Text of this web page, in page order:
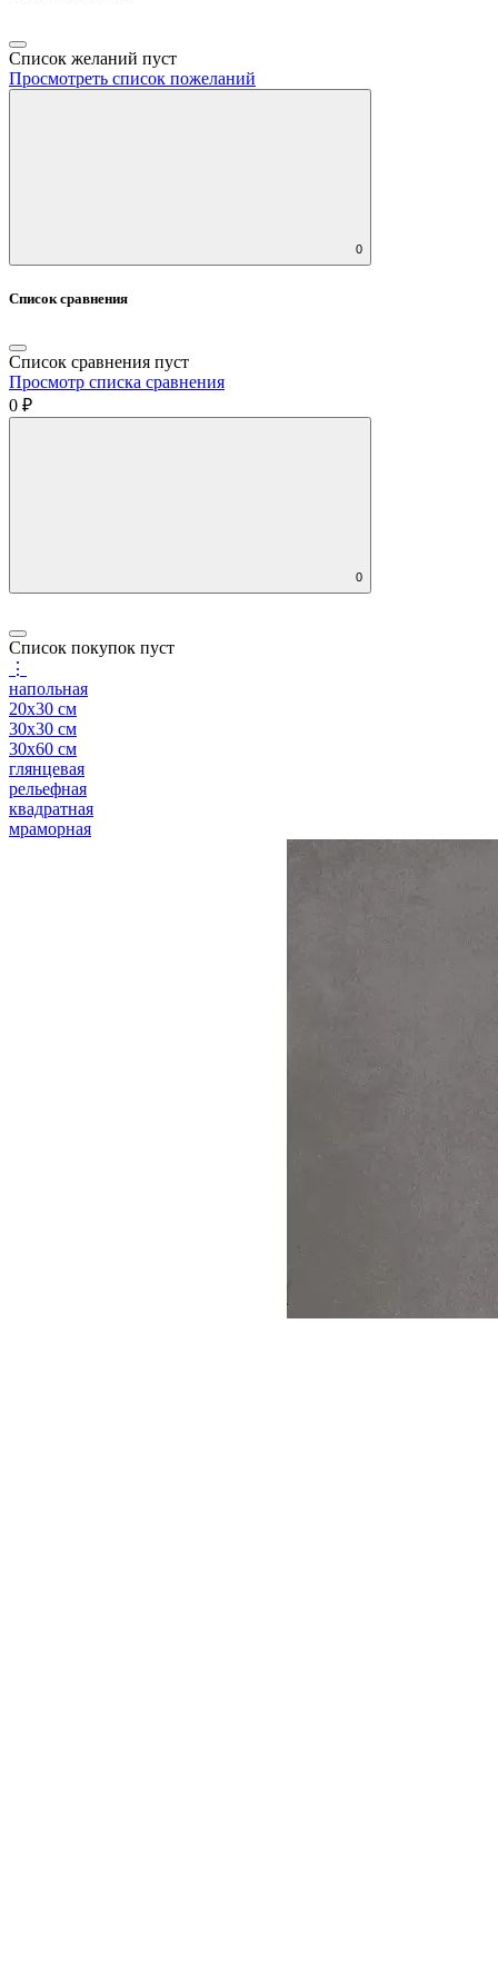
Список желаний пуст
Просмотреть список пожеланий
0
Список сравнения
Список сравнения пуст
Просмотр списка сравнения
0 ₽
0
Список покупок пуст
⋮
напольная
20x30 см
30x30 см
30x60 см
глянцевая
рельефная
квадратная
мраморная